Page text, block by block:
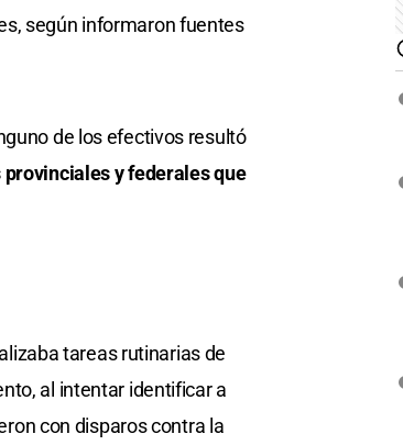
según informaron fuentes
de los efectivos resultó
y federales que
tareas rutinarias de
al intentar identificar a
con disparos contra la